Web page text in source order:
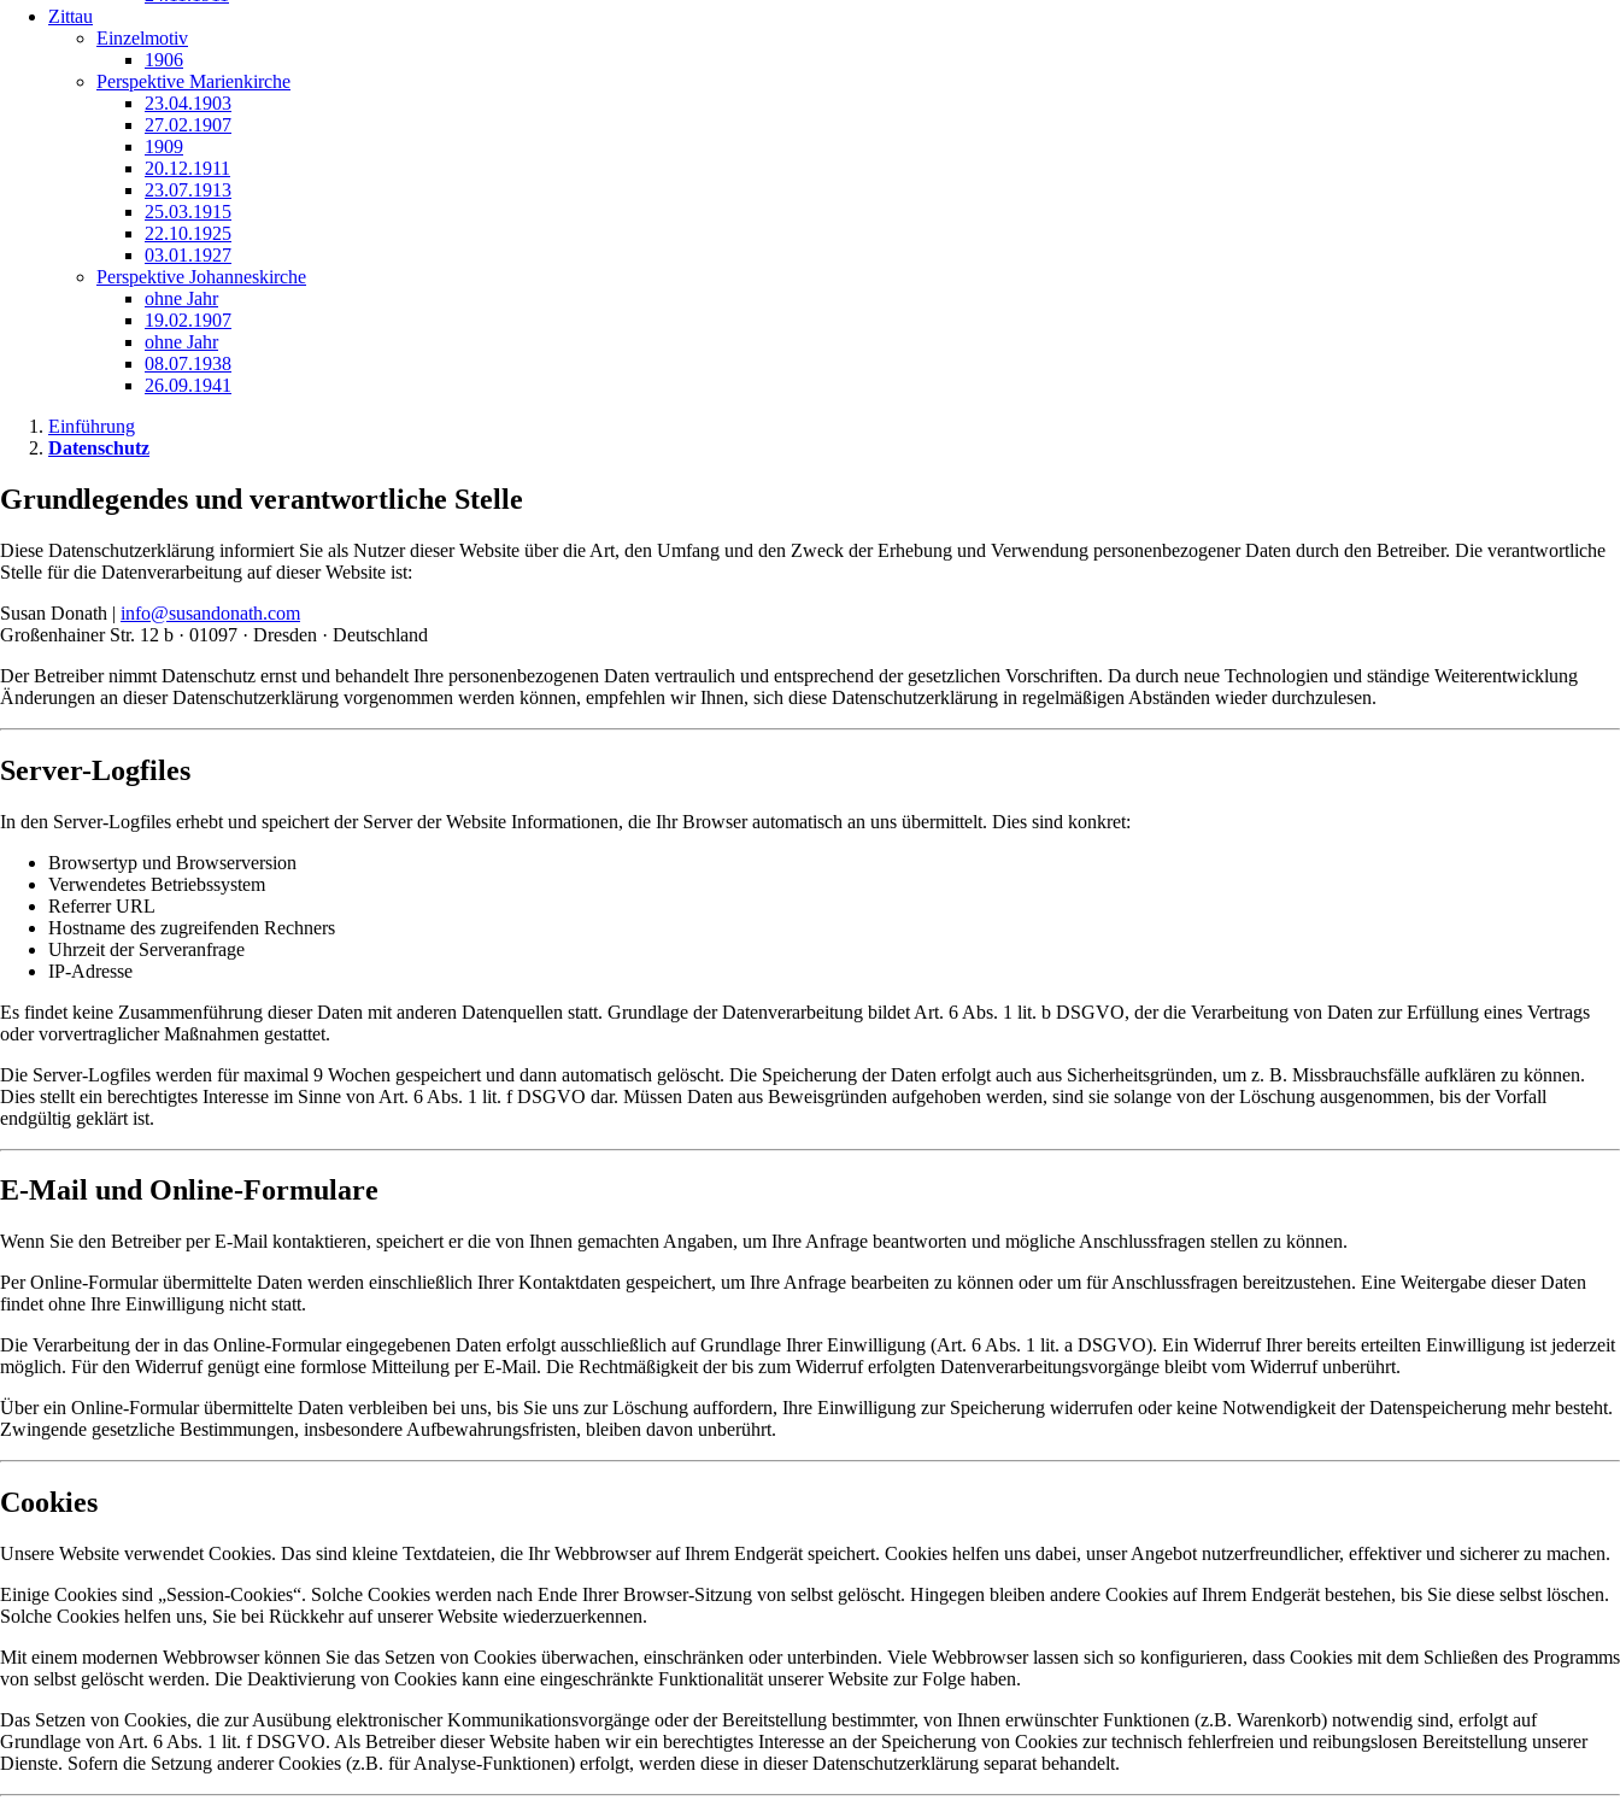
Zittau
Einzelmotiv
1906
Perspektive Marienkirche
23.04.1903
27.02.1907
1909
20.12.1911
23.07.1913
25.03.1915
22.10.1925
03.01.1927
Perspektive Johanneskirche
ohne Jahr
19.02.1907
ohne Jahr
08.07.1938
26.09.1941
Einführung
Datenschutz
Grundlegendes und verantwortliche Stelle
Diese Datenschutzerklärung informiert Sie als Nutzer dieser Website über die Art, den Umfang und den Zweck der Erhebung und Verwendung personenbezogener Daten durch den Betreiber. Die verantwortliche
Stelle für die Datenverarbeitung auf dieser Website ist:
Susan Donath | info@susandonath.com
Großenhainer Str. 12 b · 01097 · Dresden · Deutschland
Der Betreiber nimmt Datenschutz ernst und behandelt Ihre personenbezogenen Daten vertraulich und entsprechend der gesetzlichen Vorschriften. Da durch neue Technologien und ständige Weiterentwicklung
Änderungen an dieser Datenschutzerklärung vorgenommen werden können, empfehlen wir Ihnen, sich diese Datenschutzerklärung in regelmäßigen Abständen wieder durchzulesen.
Server-Logfiles
In den Server-Logfiles erhebt und speichert der Server der Website Informationen, die Ihr Browser automatisch an uns übermittelt. Dies sind konkret:
Browsertyp und Browserversion
Verwendetes Betriebssystem
Referrer URL
Hostname des zugreifenden Rechners
Uhrzeit der Serveranfrage
IP-Adresse
Es findet keine Zusammenführung dieser Daten mit anderen Datenquellen statt. Grundlage der Datenverarbeitung bildet Art. 6 Abs. 1 lit. b DSGVO, der die Verarbeitung von Daten zur Erfüllung eines Vertrags
oder vorvertraglicher Maßnahmen gestattet.
Die Server-Logfiles werden für maximal 9 Wochen gespeichert und dann automatisch gelöscht. Die Speicherung der Daten erfolgt auch aus Sicherheitsgründen, um z. B. Missbrauchsfälle aufklären zu können.
Dies stellt ein berechtigtes Interesse im Sinne von Art. 6 Abs. 1 lit. f DSGVO dar. Müssen Daten aus Beweisgründen aufgehoben werden, sind sie solange von der Löschung ausgenommen, bis der Vorfall
endgültig geklärt ist.
E-Mail und Online-Formulare
Wenn Sie den Betreiber per E-Mail kontaktieren, speichert er die von Ihnen gemachten Angaben, um Ihre Anfrage beantworten und mögliche Anschlussfragen stellen zu können.
Per Online-Formular übermittelte Daten werden einschließlich Ihrer Kontaktdaten gespeichert, um Ihre Anfrage bearbeiten zu können oder um für Anschlussfragen bereitzustehen. Eine Weitergabe dieser Daten
findet ohne Ihre Einwilligung nicht statt.
Die Verarbeitung der in das Online-Formular eingegebenen Daten erfolgt ausschließlich auf Grundlage Ihrer Einwilligung (Art. 6 Abs. 1 lit. a DSGVO). Ein Widerruf Ihrer bereits erteilten Einwilligung ist jederzeit
möglich. Für den Widerruf genügt eine formlose Mitteilung per E-Mail. Die Rechtmäßigkeit der bis zum Widerruf erfolgten Datenverarbeitungsvorgänge bleibt vom Widerruf unberührt.
Über ein Online-Formular übermittelte Daten verbleiben bei uns, bis Sie uns zur Löschung auffordern, Ihre Einwilligung zur Speicherung widerrufen oder keine Notwendigkeit der Datenspeicherung mehr besteht.
Zwingende gesetzliche Bestimmungen, insbesondere Aufbewahrungsfristen, bleiben davon unberührt.
Cookies
Unsere Website verwendet Cookies. Das sind kleine Textdateien, die Ihr Webbrowser auf Ihrem Endgerät speichert. Cookies helfen uns dabei, unser Angebot nutzerfreundlicher, effektiver und sicherer zu machen.
Einige Cookies sind „Session-Cookies“. Solche Cookies werden nach Ende Ihrer Browser-Sitzung von selbst gelöscht. Hingegen bleiben andere Cookies auf Ihrem Endgerät bestehen, bis Sie diese selbst löschen.
Solche Cookies helfen uns, Sie bei Rückkehr auf unserer Website wiederzuerkennen.
Mit einem modernen Webbrowser können Sie das Setzen von Cookies überwachen, einschränken oder unterbinden. Viele Webbrowser lassen sich so konfigurieren, dass Cookies mit dem Schließen des Programms
von selbst gelöscht werden. Die Deaktivierung von Cookies kann eine eingeschränkte Funktionalität unserer Website zur Folge haben.
Das Setzen von Cookies, die zur Ausübung elektronischer Kommunikationsvorgänge oder der Bereitstellung bestimmter, von Ihnen erwünschter Funktionen (z.B. Warenkorb) notwendig sind, erfolgt auf
Grundlage von Art. 6 Abs. 1 lit. f DSGVO. Als Betreiber dieser Website haben wir ein berechtigtes Interesse an der Speicherung von Cookies zur technisch fehlerfreien und reibungslosen Bereitstellung unserer
Dienste. Sofern die Setzung anderer Cookies (z.B. für Analyse-Funktionen) erfolgt, werden diese in dieser Datenschutzerklärung separat behandelt.